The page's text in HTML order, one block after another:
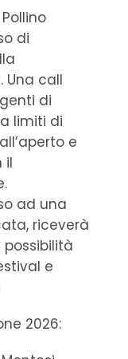
di
⁠Una call
di
limiti di
e
il
ad una
riceverà
possibilità
e
2026: